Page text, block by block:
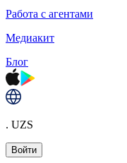
Работа с агентами
Медиакит
Блог
. UZS
Войти